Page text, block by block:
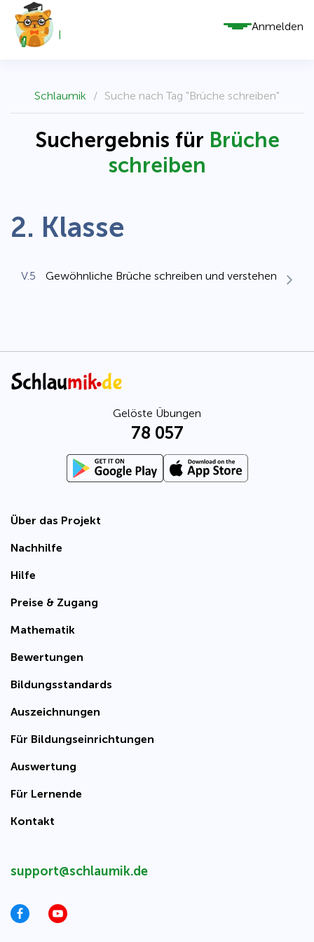
Anmelden
Schlaumik / Suche nach Tag "Brüche schreiben"
Suchergebnis für Brüche
schreiben
2. Klasse
V.5 Gewöhnliche Brüche schreiben und verstehen
Gelöste Übungen
78 057
Über das Projekt
Nachhilfe
Hilfe
Preise & Zugang
Mathematik
Bewertungen
Bildungsstandards
Auszeichnungen
Für Bildungseinrichtungen
Auswertung
Für Lernende
Kontakt
support@schlaumik.de